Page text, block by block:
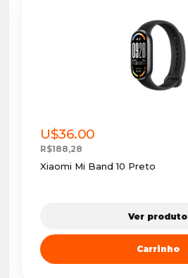
U$36.00
R$188,28
Xiaomi Mi Band 10 Preto
Ver produto
Carrinho